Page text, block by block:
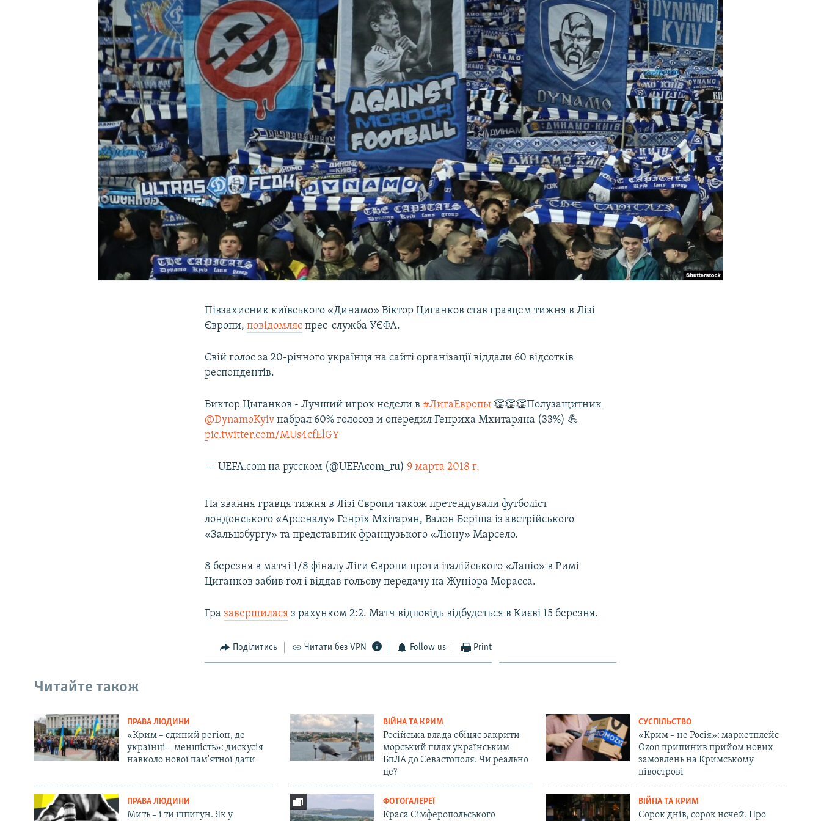
УКРАЇНСЬКА ПРОБЛЕМА КРИМУ
Півзахисник київського «Динамо» Віктор Циганков став гравцем тижня в Лізі
Європи,повідомляє прес-служба УЄФА.
Свій голос за 20-річного українця на сайті організації віддали 60 відсотків
респондентів.
Виктор Цыганков - Лучший игрок недели в #ЛигаЕвропы 👏👏👏Полузащитник
@DynamoKyiv набрал 60% голосов и опередил Генриха Мхитаряна (33%) 💪
pic.twitter.com/MUs4cfElGY
— UEFA.com на русском (@UEFAcom_ru) 9 марта 2018 г.
На звання гравця тижня в Лізі Європи також претендували футболіст
лондонського «Арсеналу» Генріх Мхітарян, Валон Беріша із австрійського
«Зальцзбургу» та представник французького «Ліону» Марсело.
8 березня в матчі 1/8 фіналу Ліги Європи проти італійського «Лаціо» в Римі
Циганков забив гол і віддав гольову передачу на Жуніора Мораєса.
Гразавершилася з рахунком 2:2. Матч відповідь відбудеться в Києві 15 березня.
Поділитись Читати без VPN Follow us Print
Читайте також
ПРАВА ЛЮДИНИ
«Крим – єдиний регіон, де
українці – меншість»: дискусія
навколо нової пам'ятної дати
ВІЙНА ТА КРИМ
Російська влада обіцяє закрити
морський шлях українським
БпЛА до Севастополя. Чи реально
це?
СУСПІЛЬСТВО
«Крим – не Росія»: маркетплейс
Ozon припинив прийом нових
замовлень на Кримському
півострові
ПРАВА ЛЮДИНИ
Мить – і ти шпигун. Як у
ФОТОГАЛЕРЕЇ
Краса Сімферопольського
ВІЙНА ТА КРИМ
Сорок днів, сорок ночей. Про